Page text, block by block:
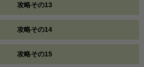
攻略その13
攻略その14
攻略その15